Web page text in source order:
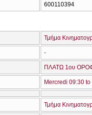
600110394
Τμήμα
-
ΠΛΑΤΩ 1ου
Mercredi 09:30
Τμήμα